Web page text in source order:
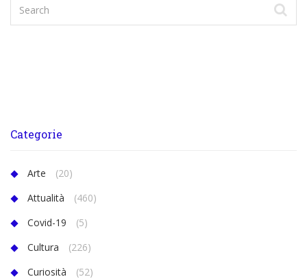
Categorie
Arte
(20)
Attualità
(460)
Covid-19
(5)
Cultura
(226)
Curiosità
(52)